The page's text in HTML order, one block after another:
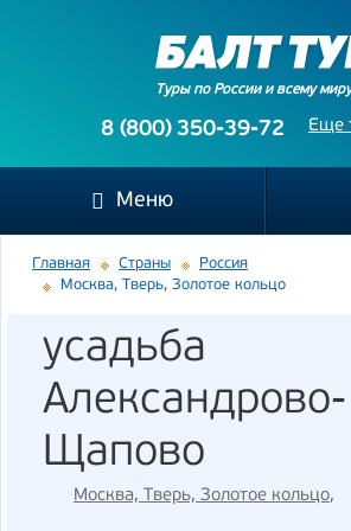
Туры по России и всему миру
Еще
8 (800) 350-39-72
Меню
Главная Страны
Россия
Москва, Тверь, Золотое кольцо
усадьба
Александрово-
Щапово
Москва, Тверь, Золотое кольцо,